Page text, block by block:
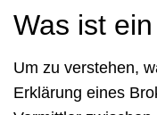
Was ist
Um zu verstehen,
Erklärung eines